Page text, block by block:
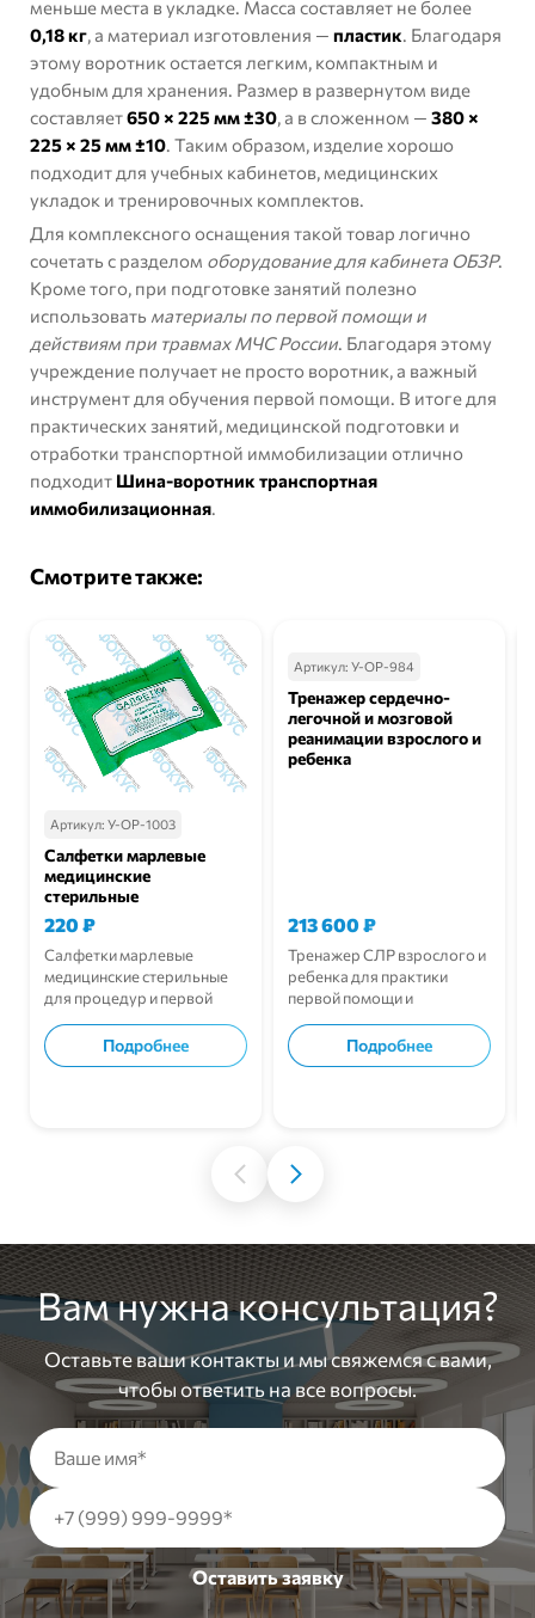
меньше места в укладке. Масса составляет не более
0,18 кг, а материал изготовления — пластик. Благодаря
этому воротник остается легким, компактным и
удобным для хранения. Размер в развернутом виде
составляет650 × 225 мм ±30, а в сложенном — 380 ×
225 × 25 мм ±10. Таким образом, изделие хорошо
подходит для учебных кабинетов, медицинских
укладок и тренировочных комплектов.
Для комплексного оснащения такой товар логично
сочетать с разделом оборудование для кабинета ОБЗР.
Кроме того, при подготовке занятий полезно
использовать материалы по первой помощи и
действиям при травмах МЧС России. Благодаря этому
учреждение получает не просто воротник, а важный
инструмент для обучения первой помощи. В итоге для
практических занятий, медицинской подготовки и
отработки транспортной иммобилизации отлично
подходит Шина-воротник транспортная
иммобилизационная.
Смотрите также:
Артикул: У-ОР-1003
Салфетки марлевые
медицинские
стерильные
220₽
Салфетки марлевые
медицинские стерильные
для процедур и первой
Подробнее
Артикул: У-ОР-984
Тренажер сердечно-
легочной и мозговой
реанимации взрослого и
ребенка
213 600₽
Тренажер СЛР взрослого и
ребенка для практики
первой помощи и
Подробнее
Вам нужна консультация?
Оставьте ваши контакты и мы свяжемся с вами,
чтобы ответить на все вопросы.